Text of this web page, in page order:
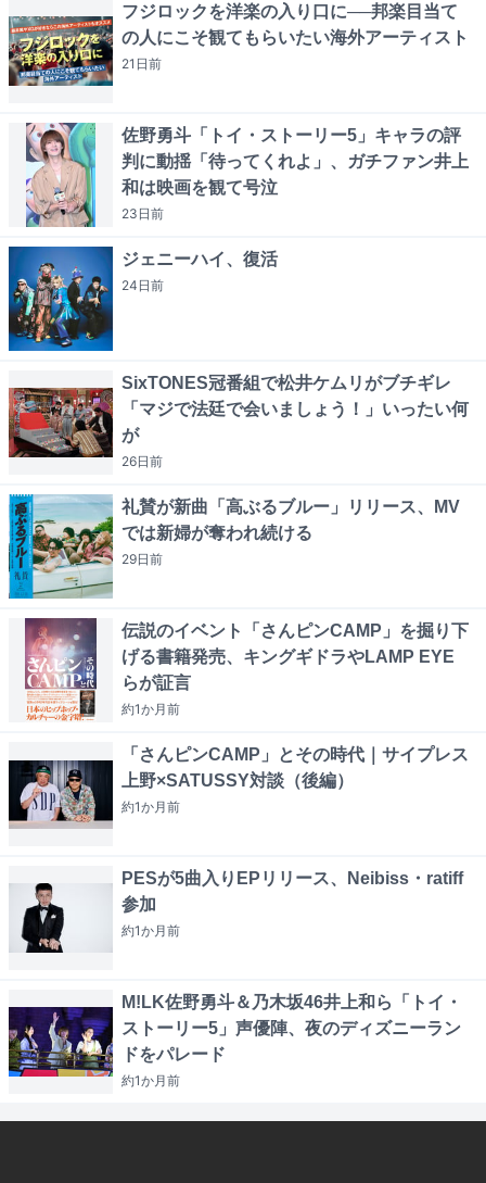
フジロックを洋楽の入り口に──邦楽目当て
の人にこそ観てもらいたい海外アーティスト
21日前
佐野勇斗「トイ・ストーリー5」キャラの評
判に動揺「待ってくれよ」、ガチファン井上
和は映画を観て号泣
23日前
ジェニーハイ、復活
24日前
SixTONES冠番組で松井ケムリがブチギレ
「マジで法廷で会いましょう！」いったい何
が
26日前
礼賛が新曲「高ぶるブルー」リリース、MV
では新婦が奪われ続ける
29日前
伝説のイベント「さんピンCAMP」を掘り下
げる書籍発売、キングギドラやLAMP EYE
らが証言
約1か月前
「さんピンCAMP」とその時代｜サイプレス
上野×SATUSSY対談（後編）
約1か月前
PESが5曲入りEPリリース、Neibiss・ratiff
参加
約1か月前
M!LK佐野勇斗＆乃木坂46井上和ら「トイ・
ストーリー5」声優陣、夜のディズニーラン
ドをパレード
約1か月前